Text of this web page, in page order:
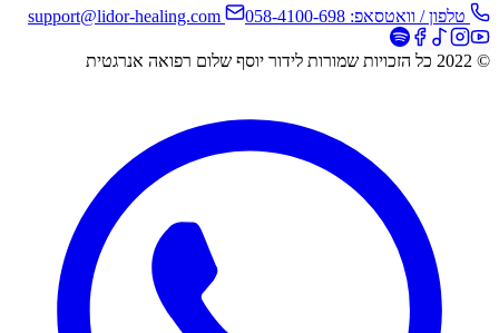
טלפון / וואטסאפ: 058-4100-698
© 2022 כל הזכויות שמורות לידור יוסף שלום רפואה אנרגטית